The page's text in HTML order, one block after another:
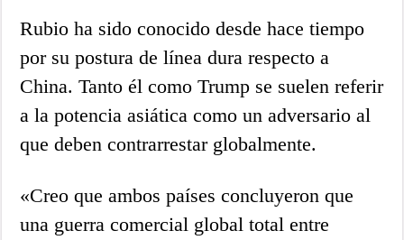
Rubio ha sido conocido desde hace tiempo
por su postura de línea dura respecto a
China. Tanto él como Trump se suelen referir
a la potencia asiática como un adversario al
que deben contrarrestar globalmente.
«Creo que ambos países concluyeron que
una guerra comercial global total entre